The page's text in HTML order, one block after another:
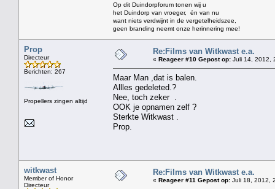
Op dit Duindorpforum tonen wij u
het Duindorp van vroeger, én van nu
want niets verdwijnt in de vergetelheidszee,
geen branding neemt onze herinnering mee!
Prop
Directeur
Berichten: 267
Propellers zingen altijd
Re:Films van Witkwast e.a.
« Reageer #10 Gepost op: Juli 14, 2012,
Maar Man ,dat is balen.
Allles gedeleted.?
Nee, toch zeker .
OOK je opnamen zelf ?
Sterkte Witkwast .
Prop.
witkwast
Member of Honor
Directeur
Re:Films van Witkwast e.a.
« Reageer #11 Gepost op: Juli 18, 2012,